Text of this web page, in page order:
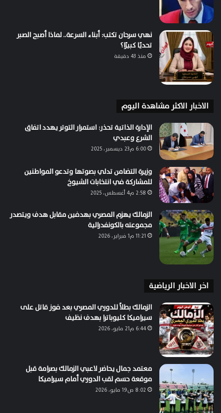
نهي سرحان تكتب: أبناء السرعة.. لماذا أصبح الصبر
تحديًا كبيرًا؟
منذ 43 دقيقة
الاخبار الاكثر مشاهدة اليوم
الإدارة الذاتية تحذر: استمرار التوتر يهدد اتفاق
الشرع وعبدي
6:00 م23 ديسمبر، 2025
وزيرة التضامن تدلي بصوتها وتدعو المواطنين
للمشاركة في انتخابات الشيوخ
2:58 م4 أغسطس، 2025
الزمالك يهزم المصري بهدفين مقابل هدف ويتصدر
مجموعته بالكونفدرالية
11:21 م1 فبراير، 2026
اخر الاخبار الرياضية
الزمالك بطلاً للدوري المصري بعد فوز قاتل على
سيراميكا كليوباترا بهدف نظيف
6:44 م21 مايو، 2026
معتمد جمال يحاضر لاعبي الزمالك بصرامة قبل
موقعة حسم لقب الدوري أمام سيراميكا
8:02 ص19 مايو، 2026